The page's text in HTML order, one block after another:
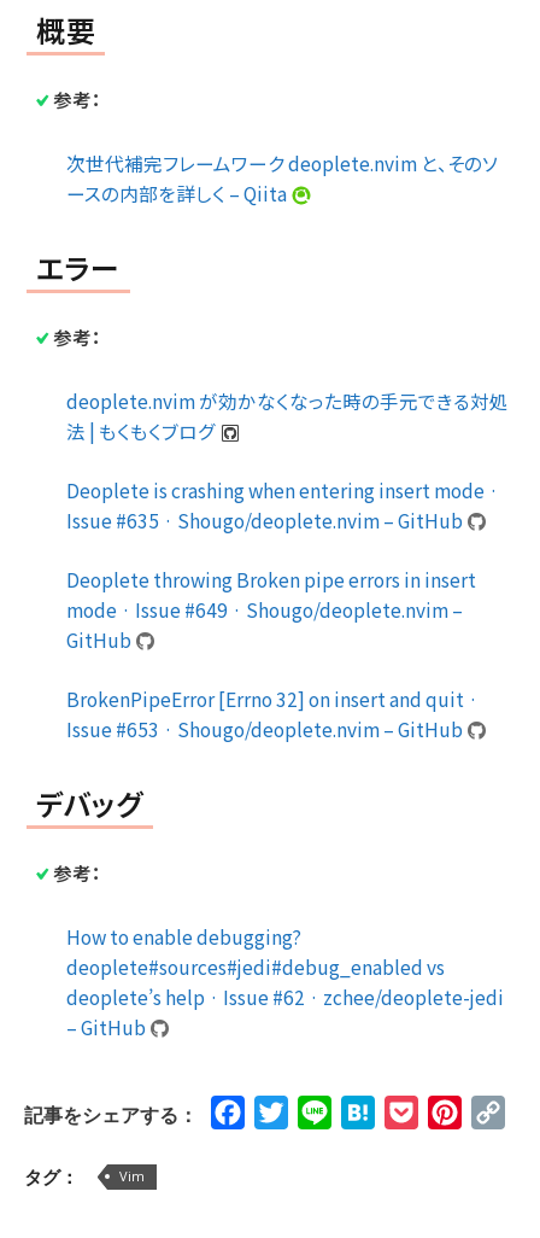
概要
参考：
次世代補完フレームワーク deoplete.nvim と、そのソ
ースの内部を詳しく – Qiita
エラー
参考：
deoplete.nvim が効かなくなった時の手元できる対処
法 | もくもくブログ
Deoplete is crashing when entering insert mode ·
Issue #635 · Shougo/deoplete.nvim – GitHub
Deoplete throwing Broken pipe errors in insert
mode · Issue #649 · Shougo/deoplete.nvim –
GitHub
BrokenPipeError [Errno 32] on insert and quit ·
Issue #653 · Shougo/deoplete.nvim – GitHub
デバッグ
参考：
How to enable debugging?
deoplete#sources#jedi#debug_enabled vs
deoplete’s help · Issue #62 · zchee/deoplete-jedi
– GitHub
記事をシェアする： FacebookTwitterLine HatenaPocket
タグ： Vim